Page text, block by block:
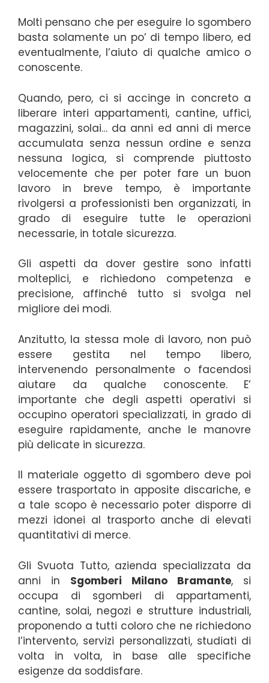
Molti pensano che per eseguire lo sgombero
basta solamente un po’ di tempo libero, ed
eventualmente, l’aiuto di qualche amico o
conoscente.
Quando, pero, ci si accinge in concreto a
liberare interi appartamenti, cantine, uffici,
magazzini, solai… da anni ed anni di merce
accumulata senza nessun ordine e senza
nessuna logica, si comprende piuttosto
velocemente che per poter fare un buon
lavoro in breve tempo, è importante
rivolgersi a professionisti ben organizzati, in
grado di eseguire tutte le operazioni
necessarie, in totale sicurezza.
Gli aspetti da dover gestire sono infatti
molteplici, e richiedono competenza e
precisione, affinché tutto si svolga nel
migliore dei modi.
Anzitutto, la stessa mole di lavoro, non può
essere gestita nel tempo libero,
intervenendo personalmente o facendosi
aiutare da qualche conoscente. E’
importante che degli aspetti operativi si
occupino operatori specializzati, in grado di
eseguire rapidamente, anche le manovre
più delicate in sicurezza.
Il materiale oggetto di sgombero deve poi
essere trasportato in apposite discariche, e
a tale scopo è necessario poter disporre di
mezzi idonei al trasporto anche di elevati
quantitativi di merce.
Gli Svuota Tutto, azienda specializzata da
anni in Sgomberi Milano Bramante, si
occupa di sgomberi di appartamenti,
cantine, solai, negozi e strutture industriali,
proponendo a tutti coloro che ne richiedono
l’intervento, servizi personalizzati, studiati di
volta in volta, in base alle specifiche
esigenze da soddisfare.